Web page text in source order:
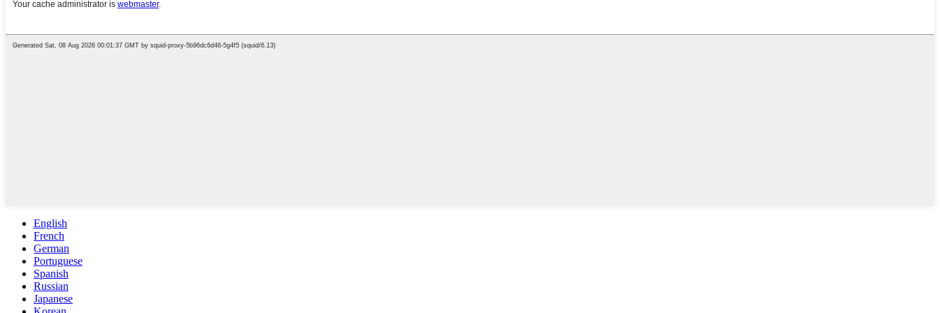
English
French
German
Portuguese
Spanish
Russian
Japanese